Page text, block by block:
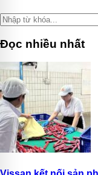
Đọc nhiều nhất